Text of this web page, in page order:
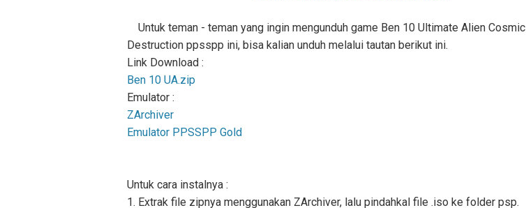
Untuk teman - teman yang ingin mengunduh game Ben 10 Ultimate Alien Cosmic
Destruction ppsspp ini, bisa kalian unduh melalui tautan berikut ini.
Link Download :
Ben 10 UA.zip
Emulator :
ZArchiver
Emulator PPSSPP Gold
Untuk cara instalnya :
1. Extrak file zipnya menggunakan ZArchiver, lalu pindahkal file .iso ke folder psp.